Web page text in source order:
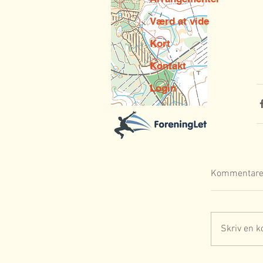
Skriv en
Værd at vide
Kort
Kontakt
Login